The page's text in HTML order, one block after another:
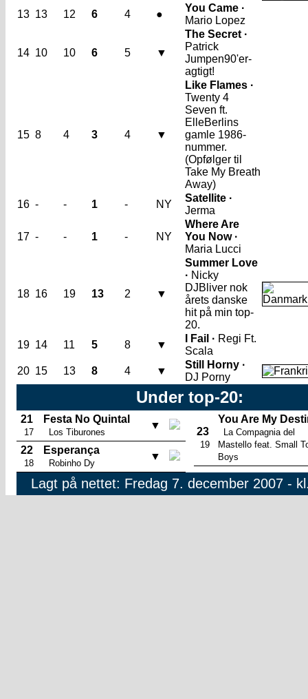
13 13 12 6 4 ●
You Came ·
Mario Lopez
14 10 10 6 5 ▼
The Secret ·
Patrick
Jumpen90'er-
agtigt!
15 8 4 3 4 ▼
Like Flames ·
Twenty 4
Seven ft.
ElleBerlins
gamle 1986-
nummer.
(Opfølger til
Take My Breath
Away)
16 - - 1 - NY
Satellite ·
Jerma
17 - - 1 - NY
Where Are
You Now ·
Maria Lucci
18 16 19 13 2 ▼
Summer Love
· Nicky
DJBliver nok
årets danske
hit på min top-
20.
19 14 11 5 8 ▼
I Fail · Regi Ft.
Scala
20 15 13 8 4 ▼
Still Horny ·
DJ Porny
Under top-20:
21
17
Festa No Quintal
Los Tiburones
▼
22
18
Esperança
Robinho Dy
▼
23
19
You Are My
La Compagnia del
Mastello feat. Small
Boys
Lagt på nettet: Fredag 7. december 2007 -